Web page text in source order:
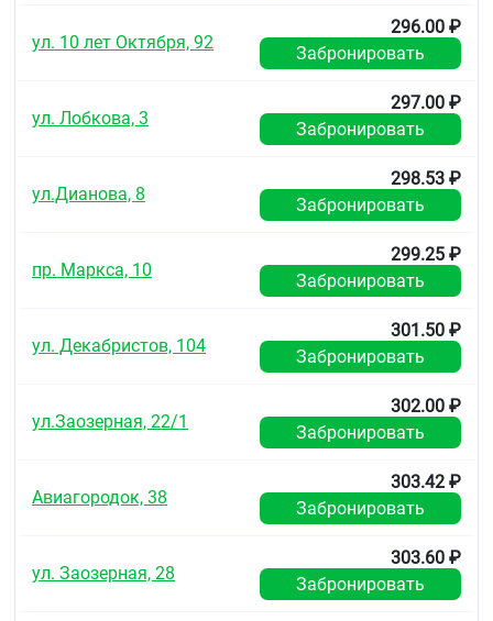
При длительном применении препарата возможно
формирование лекарственной зависимости;
возможно накопление брома в организме и
Форма выпуска
По 20 ;мл, 50 мл во флаконы коричневого стекла с
капельницей.
Каждый флакон-капельницу вместе с инструкцией
по применению помещают в картонную пачку.
Хранить в защищённом от света месте, при
температуре от 15 ;°C до 25 ;°C.
Не использовать по истечении срока годности,
Условия отпуска из аптек
ул. 10 лет Октября, 92
296.00 ₽
Забронировать
ул. Лобкова, 3
297.00 ₽
Забронировать
ул.Дианова, 8
298.53 ₽
Забронировать
пр. Маркса, 10
299.25 ₽
Забронировать
ул. Декабристов, 104
301.50 ₽
Забронировать
ул.Заозерная, 22/1
302.00 ₽
Забронировать
Авиагородок, 38
303.42 ₽
Забронировать
ул. Заозерная, 28
303.60 ₽
Забронировать